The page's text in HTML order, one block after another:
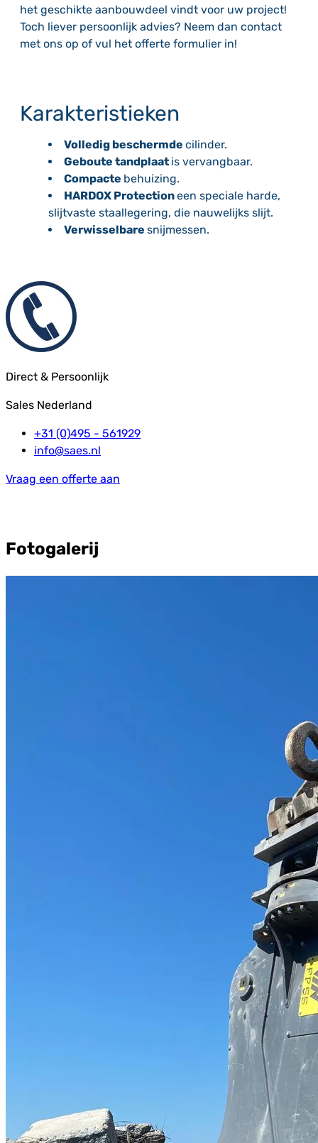
het geschikte aanbouwdeel vindt voor uw project!
Toch liever persoonlijk advies? Neem dan contact
met ons op of vul het offerte formulier in!
Karakteristieken
Volledig beschermde cilinder.
Geboute tandplaat is vervangbaar.
Compacte behuizing.
HARDOX Protectioneen speciale harde,
slijtvaste staallegering, die nauwelijks slijt.
Verwisselbare snijmessen.
Direct & Persoonlijk
Sales Nederland
+31 (0)495 - 561929
info@saes.nl
Vraag een offerte aan
Fotogalerij